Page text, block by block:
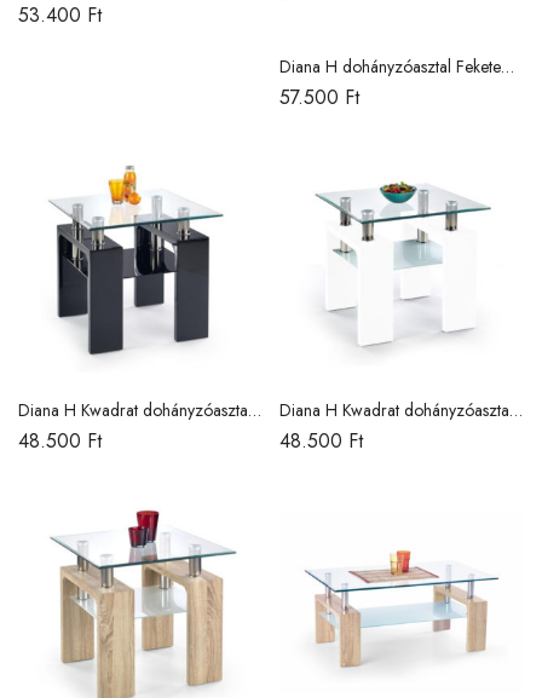
53.400 Ft
Diana H dohányzóasztal Fekete
lakkozott / H /
57.500 Ft
Diana H Kwadrat dohányzóasztal
fekete lakkozott / H /
48.500 Ft
Diana H Kwadrat dohányzóasztal
lakkozott fehér / H /
48.500 Ft